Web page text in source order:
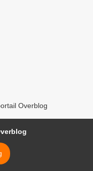
Overblog